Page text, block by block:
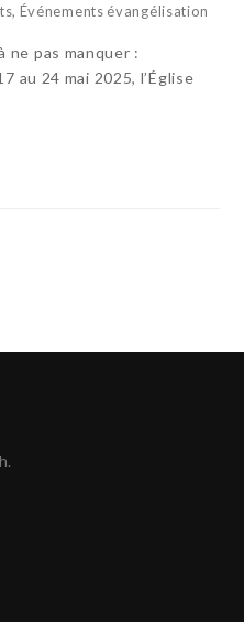
, Événements évangélisation
ne pas manquer :
au 24 mai 2025, l’Église